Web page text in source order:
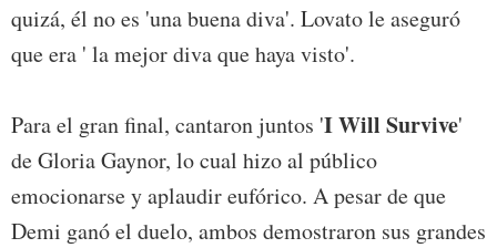
quizá, él no es 'una buena diva'. Lovato le aseguró
que era ' la mejor diva que haya visto'.
Para el gran final, cantaron juntos 'I Will Survive'
de Gloria Gaynor, lo cual hizo al público
emocionarse y aplaudir eufórico. A pesar de que
Demi ganó el duelo, ambos demostraron sus grandes